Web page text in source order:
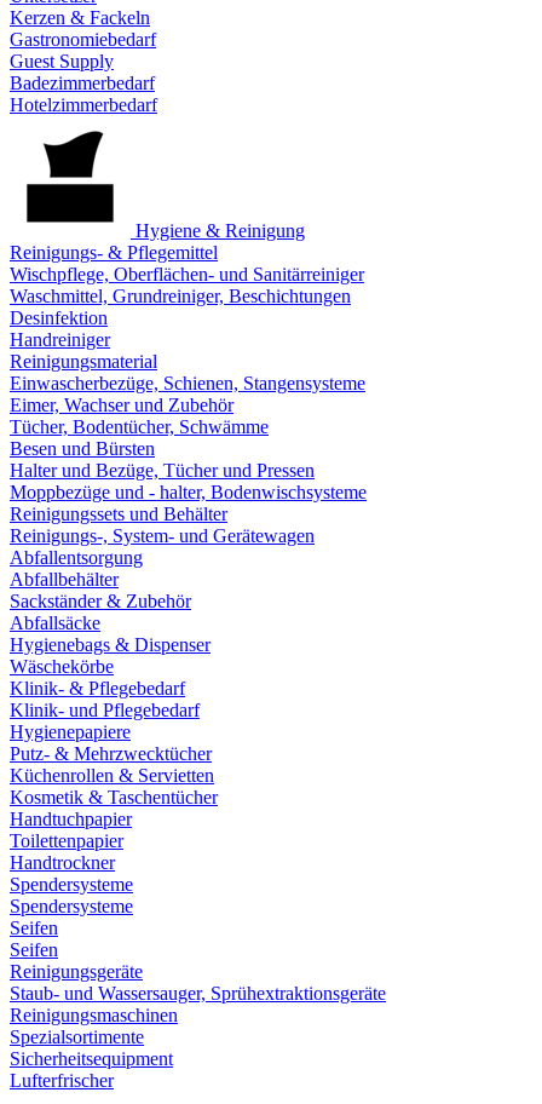
Kerzen & Fackeln
Gastronomiebedarf
Guest Supply
Badezimmerbedarf
Hotelzimmerbedarf
Hygiene & Reinigung
Reinigungs- & Pflegemittel
Wischpflege, Oberflächen- und Sanitärreiniger
Waschmittel, Grundreiniger, Beschichtungen
Desinfektion
Handreiniger
Reinigungsmaterial
Einwascherbezüge, Schienen, Stangensysteme
Eimer, Wachser und Zubehör
Tücher, Bodentücher, Schwämme
Besen und Bürsten
Halter und Bezüge, Tücher und Pressen
Moppbezüge und - halter, Bodenwischsysteme
Reinigungssets und Behälter
Reinigungs-, System- und Gerätewagen
Abfallentsorgung
Abfallbehälter
Sackständer & Zubehör
Abfallsäcke
Hygienebags & Dispenser
Wäschekörbe
Klinik- & Pflegebedarf
Klinik- und Pflegebedarf
Hygienepapiere
Putz- & Mehrzwecktücher
Küchenrollen & Servietten
Kosmetik & Taschentücher
Handtuchpapier
Toilettenpapier
Handtrockner
Spendersysteme
Spendersysteme
Seifen
Seifen
Reinigungsgeräte
Staub- und Wassersauger, Sprühextraktionsgeräte
Reinigungsmaschinen
Spezialsortimente
Sicherheitsequipment
Lufterfrischer